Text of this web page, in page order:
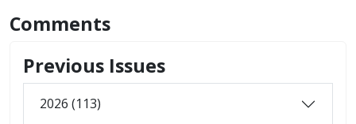
Comments
Previous Issues
2026 (113)